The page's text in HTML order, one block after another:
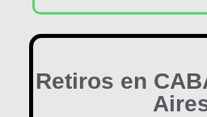
Retiros en